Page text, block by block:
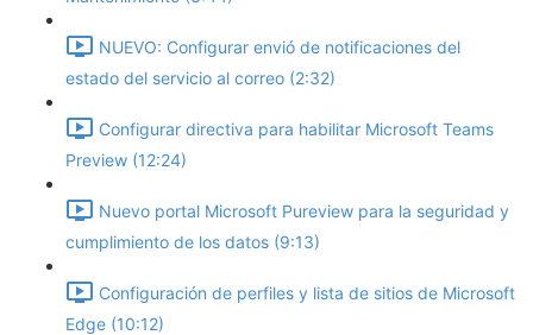
NUEVO: Configurar envió de notificaciones del
estado del servicio al correo (2:32)
Configurar directiva para habilitar Microsoft Teams
Preview (12:24)
Nuevo portal Microsoft Pureview para la seguridad y
cumplimiento de los datos (9:13)
Configuración de perfiles y lista de sitios de Microsoft
Edge (10:12)